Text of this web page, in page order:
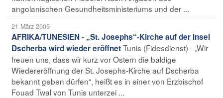
angolanischen Gesundheitsministeriums und der ...
21 März 2005
AFRIKA/TUNESIEN - „St. Josephs“-Kirche auf der Insel
Dscherba wird wieder eröffnetTunis (Fidesdienst) - „Wir
freuen uns, dass wir kurz vor Ostern die baldige
Wiedereröffnung der St. Josephs-Kirche auf Dscherba
bekannt geben dürfen“, heißt es in einer von Erzbischof
Fouad Twal von Tunis unterzei ...